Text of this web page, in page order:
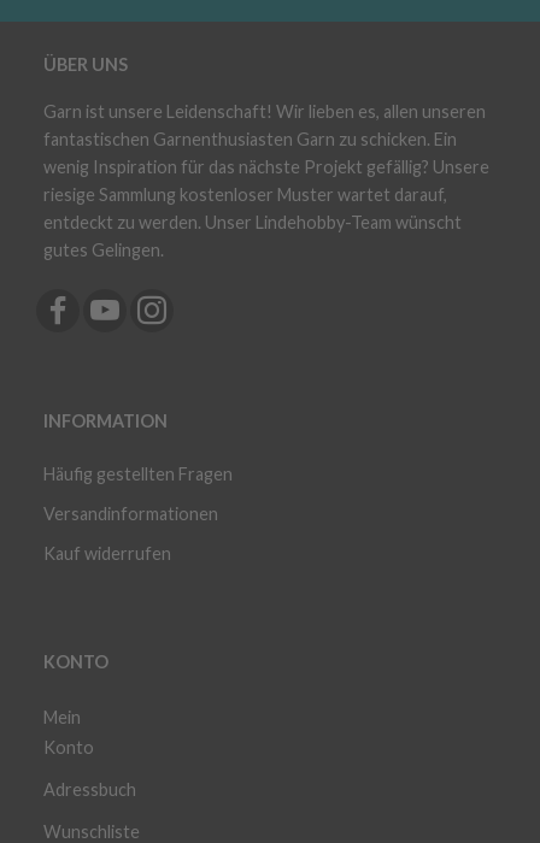
ÜBER UNS
Garn ist unsere Leidenschaft! Wir lieben es, allen unseren
fantastischen Garnenthusiasten Garn zu schicken. Ein
wenig Inspiration für das nächste Projekt gefällig? Unsere
riesige Sammlung kostenloser Muster wartet darauf,
entdeckt zu werden. Unser Lindehobby-Team wünscht
gutes Gelingen.
INFORMATION
Häufig gestellten Fragen
Versandinformationen
Kauf widerrufen
KONTO
Mein
Konto
Adressbuch
Wunschliste